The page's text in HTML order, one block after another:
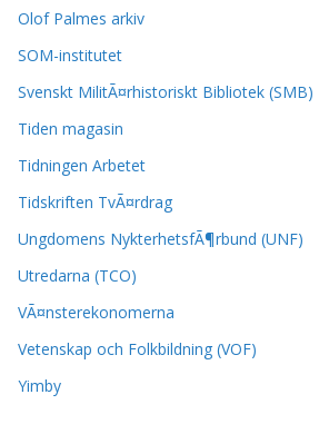
Olof Palmes arkiv
SOM-institutet
Svenskt MilitÃ¤rhistoriskt Bibliotek (SMB)
Tiden magasin
Tidningen Arbetet
Tidskriften TvÃ¤rdrag
Ungdomens NykterhetsfÃ¶rbund (UNF)
Utredarna (TCO)
VÃ¤nsterekonomerna
Vetenskap och Folkbildning (VOF)
Yimby